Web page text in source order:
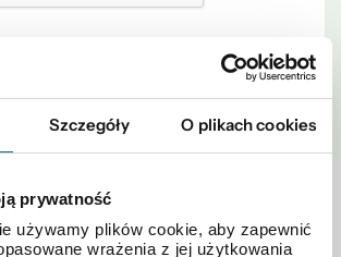
Szczegóły O plikach cookies
prywatność
używamy plików cookie, aby zapewnić
wrażenia z jej użytkowania
WYŚLIJ
w okolicy